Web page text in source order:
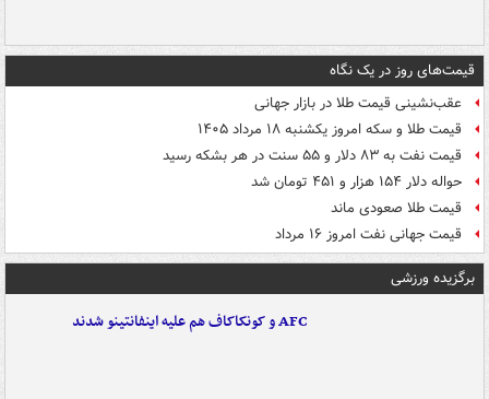
قیمت‌های روز در یک نگاه
عقب‌نشینی قیمت طلا در بازار جهانی
قیمت طلا و سکه امروز یکشنبه ۱۸ مرداد ۱۴۰۵
قیمت نفت به ۸۳ دلار و ۵۵ سنت در هر بشکه رسید
حواله دلار ۱۵۴ هزار و ۴۵۱ تومان شد
قیمت طلا صعودی ماند
قیمت جهانی نفت امروز ۱۶ مرداد
برگزیده ورزشی
AFC و کونکاکاف هم علیه اینفانتینو شدند